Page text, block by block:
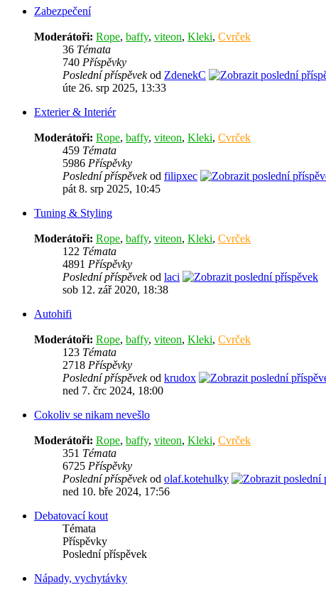
Zabezpečení
Moderátoři: Rope, baffy, viteon, Kleki, Cvrček
36 Témata
740 Příspěvky
Poslední příspěvekod ZdenekC
úte 26. srp 2025, 13:33
Exterier & Interiér
Moderátoři: Rope, baffy, viteon, Kleki, Cvrček
459 Témata
5986 Příspěvky
Poslední příspěvekod filipxec
pát 8. srp 2025, 10:45
Tuning & Styling
Moderátoři: Rope, baffy, viteon, Kleki, Cvrček
122 Témata
4891 Příspěvky
Poslední příspěvekod laci
sob 12. zář 2020, 18:38
Autohifi
Moderátoři: Rope, baffy, viteon, Kleki, Cvrček
123 Témata
2718 Příspěvky
Poslední příspěvekod krudox
ned 7. črc 2024, 18:00
Cokoliv se nikam nevešlo
Moderátoři: Rope, baffy, viteon, Kleki, Cvrček
351 Témata
6725 Příspěvky
Poslední příspěvekod olaf.kotehulky
ned 10. bře 2024, 17:56
Debatovací kout
Témata
Příspěvky
Poslední příspěvek
Nápady, vychytávky